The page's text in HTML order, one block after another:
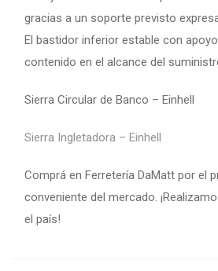
gracias a un soporte previsto
El bastidor inferior estable con
contenido en el alcance del
Sierra Circular de Banco – Einhell
Sierra Ingletadora – Einhell
Comprá en Ferretería DaMatt por el
conveniente del mercado.
el país!